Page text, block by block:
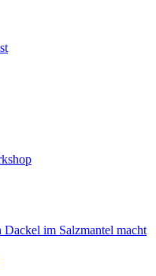
im Salzmantel macht